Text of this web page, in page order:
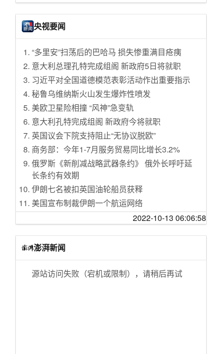
扫码登录支持
蓝戟Arc A770、A750显卡首发开卖：比Intel便
宜500 真碾压RTX3060
苹果明年将出售Apple TV+的广告时间 暗示可
能提供基于广告支持的订阅
英国艺术家达米安·赫斯特刚刚烧掉了他的1000
幅画 并将很快再烧数千幅
硒元素可能比我们想象的更具有生物学上的重
要性
微软回应英国监管机构对动视暴雪并购交易的
担忧 称索尼仍有能力适应
研究表明指尖的热量可用于破解密码
东航携手空客开启中国总装A320飞机首次可持
续航空燃料交付飞行
AMD延长10年前的FPGA芯片技术支持 能用到2
付：今年不可能
最强本田思域登场 Type-R中文名叫“驭冠”
[饮食男女]2022年冬天的第一场雪
[家有学童]2022年九月开启小墩子的三年级之旅
换做是你，你选哪个？
[家有学童]初二男娃学习记录
[娱乐八卦]盘点中戏北影上戏的演员们，谁才是
演艺圈的神
[天涯杂谈]34岁的女博士后亲吻64岁的中科院院
士、北理工教授方岱宁【关注】
[饮食男女]三餐四季，记录我的备孕日常
[国际观察]基辅正在遭遇第二波巨大爆炸， 且强
度比第一波要强烈得多
[情感天地]是否应该去挽回这段感情
[娱乐八卦]英国王室历史那些事儿
[旅游休闲]42岁的上班族妈妈，努力平衡好生活
和工作的每一天
[国际观察]阿联酋出300亿人民币，请中国帮
忙，把月球车送上月球，还数据共享。
[天涯杂谈]海天酱油安不安全?【讨论】
[天涯摄影]我在高原
[三亚]网络贷款害死人！为什么不建议招亲戚的
央视要闻
“多里安”扫荡后的巴哈马 损失惨重满目疮痍
意大利总理孔特完成组阁 新政府5日将就职
习近平对全国道德模范表彰活动作出重要指示
秘鲁乌维纳斯火山发生爆炸性喷发
美欧卫星险相撞 “风神”急变轨
意大利孔特完成组阁 新政府今将就职
英国议会下院支持阻止“无协议脱欧”
商务部：今年1-7月服务贸易同比增长3.2%
俄罗斯《新削减战略武器条约》 俄外长呼吁延
长条约有效期
伊朗七名被扣英国油轮船员获释
美国宣布制裁伊朗一个航运网络
香港警方举行例行记者会 警方通报6月至今已拘
云南巧家发生滑坡灾害 9人失联
强台风
2022-10-13 06:06:58
澎湃新闻
源站访问失败（宕机或限制），请稍后再试